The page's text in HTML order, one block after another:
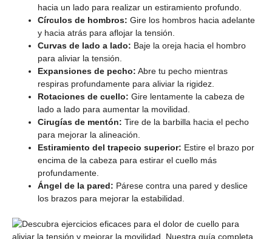
hacia un lado para realizar un estiramiento profundo.
Círculos de hombros: Gire los hombros hacia adelante
y hacia atrás para aflojar la tensión.
Curvas de lado a lado: Baje la oreja hacia el hombro
para aliviar la tensión.
Expansiones de pecho: Abre tu pecho mientras
respiras profundamente para aliviar la rigidez.
Rotaciones de cuello: Gire lentamente la cabeza de
lado a lado para aumentar la movilidad.
Cirugías de mentón: Tire de la barbilla hacia el pecho
para mejorar la alineación.
Estiramiento del trapecio superior: Estire el brazo por
encima de la cabeza para estirar el cuello más
profundamente.
Ángel de la pared: Párese contra una pared y deslice
los brazos para mejorar la estabilidad.